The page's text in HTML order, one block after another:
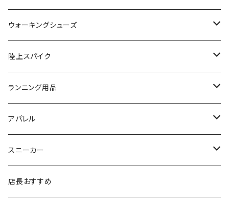
NISHI（ニシ）
FOOTMAX（フットマックス）
SIDAS（シダス）
MIZUNO（ミズノ）
THE NORTH FACE
SPRINTS
asics
adidas
THE NORTH FACE
adidas
asics
YONEX
MIZUNO
new balance
PUMA
On
VIKING
ウォーキングシューズ
YONEX
On
VIKING
陸上スパイク
asics
adidas
MIZUNO
ランニング用品
インソール
シダス
ソックス
FOOTMAX
ポーチ
アパレル
SAYSKY
THE NORTH FACE
スニーカー
THE NORTH FACE
店長おすすめ